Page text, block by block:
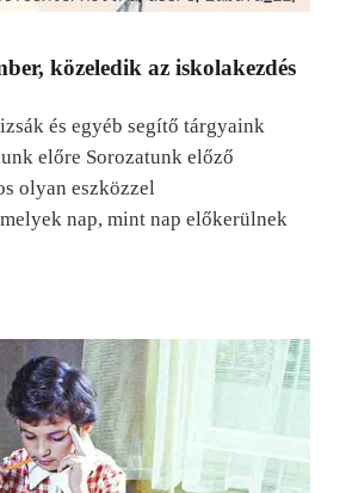
közeledik az iskolakezdés
és egyéb segítő tárgyaink
előre Sorozatunk előző
olyan eszközzel
nap, mint nap előkerülnek